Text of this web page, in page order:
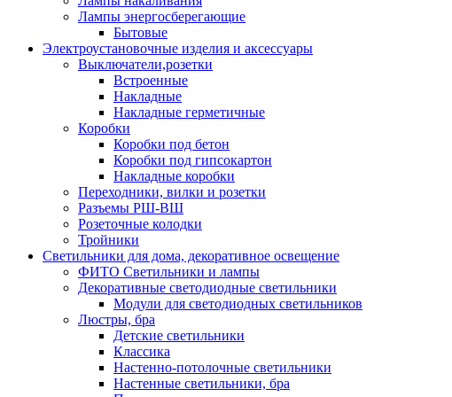
Лампы энергосберегающие
Бытовые
Электроустановочные изделия и аксессуары
Выключатели,розетки
Встроенные
Накладные
Накладные герметичные
Коробки
Коробки под бетон
Коробки под гипсокартон
Накладные коробки
Переходники, вилки и розетки
Разъемы РШ-ВШ
Розеточные колодки
Тройники
Светильники для дома, декоративное освещение
ФИТО Светильники и лампы
Декоративные светодиодные светильники
Модули для светодиодных светильников
Люстры, бра
Детские светильники
Классика
Настенно-потолочные светильники
Настенные светильники, бра